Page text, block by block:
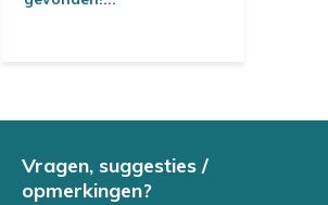
Vragen, suggesties /
opmerkingen?